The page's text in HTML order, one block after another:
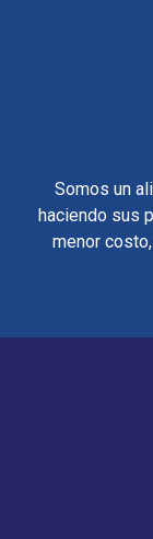
Somos un
haciendo sus
menor